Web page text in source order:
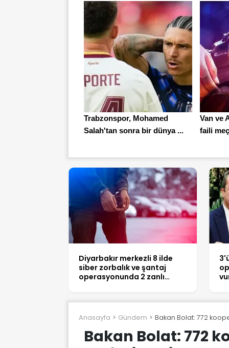
Trabzonspor, Mohamed
Salah'tan sonra bir dünya ...
Van ve
faili
Diyarbakır merkezli 8 ilde
siber zorbalık ve şantaj
operasyonunda 2 zanlı
Anasayfa Gündem Bakan Bolat: 772
Bakan Bolat: 772